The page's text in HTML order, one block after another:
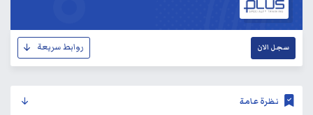
روابط سريعة سجل الان
نظرة عامة